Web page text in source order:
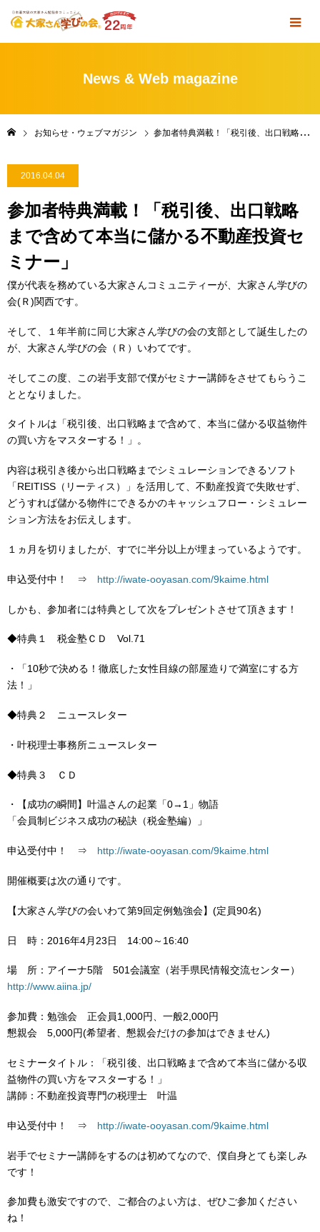
News & Web magazine
お知らせ・ウェブマガジン 参加者特典満載！「税引後、出口戦略まで含めて本当に儲かる不動産投資セミナー」
2016.04.04
参加者特典満載！「税引後、出口戦略
まで含めて本当に儲かる不動産投資セ
ミナー」
僕が代表を務めている大家さんコミュニティーが、大家さん学びの
会(Ｒ)関西です。
そして、１年半前に同じ大家さん学びの会の支部として誕生したの
が、大家さん学びの会（Ｒ）いわてです。
そしてこの度、この岩手支部で僕がセミナー講師をさせてもらうこ
ととなりました。
タイトルは「税引後、出口戦略まで含めて、本当に儲かる収益物件
の買い方をマスターする！」。
内容は税引き後から出口戦略までシミュレーションできるソフト
「REITISS（リーティス）」を活用して、不動産投資で失敗せず、
どうすれば儲かる物件にできるかのキャッシュフロー・シミュレー
ション方法をお伝えします。
１ヵ月を切りましたが、すでに半分以上が埋まっているようです。
申込受付中！ ⇒ http://iwate-ooyasan.com/9kaime.html
しかも、参加者には特典として次をプレゼントさせて頂きます！
◆特典１ 税金塾ＣＤ Vol.71
・「10秒で決める！徹底した女性目線の部屋造りで満室にする方
法！」
◆特典２ ニュースレター
・叶税理士事務所ニュースレター
◆特典３ ＣＤ
・【成功の瞬間】叶温さんの起業「0→1」物語
「会員制ビジネス成功の秘訣（税金塾編）」
申込受付中！ ⇒ http://iwate-ooyasan.com/9kaime.html
開催概要は次の通りです。
【大家さん学びの会いわて第9回定例勉強会】(定員90名)
日 時：2016年4月23日 14:00～16:40
場 所：アイーナ5階 501会議室（岩手県民情報交流センター）
http://www.aiina.jp/
参加費：勉強会 正会員1,000円、一般2,000円
懇親会 5,000円(希望者、懇親会だけの参加はできません)
セミナータイトル：「税引後、出口戦略まで含めて本当に儲かる収
益物件の買い方をマスターする！」
講師：不動産投資専門の税理士 叶温
申込受付中！ ⇒ http://iwate-ooyasan.com/9kaime.html
岩手でセミナー講師をするのは初めてなので、僕自身とても楽しみ
です！
参加費も激安ですので、ご都合のよい方は、ぜひご参加ください
ね！